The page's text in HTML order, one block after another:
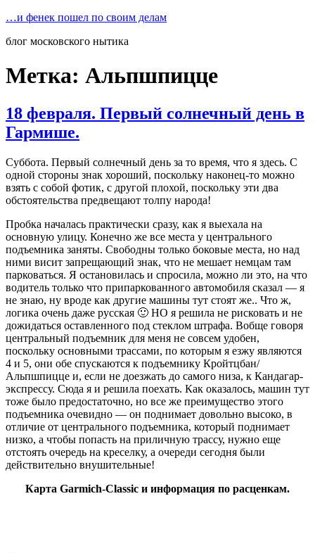
Перейти
содержимому
…и фенек пошел по своим делам
блог московского нытика
Метка: Альпшпицце
18 февраля. Первый солнечный день в
Гармише.
Суббота. Первый солнечный день за то время, что я здесь. С
одной стороны знак хороший, поскольку наконец-то можно
взять с собой фотик, с другой плохой, поскольку эти два
обстоятельства предвещают толпу народа!
Пробка началась практически сразу, как я выехала на
основную улицу. Конечно же все места у центрального
подъемника заняты. Свободны только боковые места, но над
ними висит запрещающий знак, что не мешает немцам там
парковаться. Я остановилась и спросила, можно ли это, на что
водитель только что припаркованного автомобиля сказал — я
не знаю, ну вроде как другие машины тут стоят же.. Что ж,
логика очень даже русская 🙂 НО я решила не рисковать и не
дожидаться оставленного под стеклом штрафа. Вобще говоря
центральный подъемник для меня не совсем удобен,
поскольку основными трассами, по которым я езжу являются
4 и 5, они обе спускаются к подъемнику Кройтцбан/
Альпшпицце и, если не доезжать до самого низа, к Кандагар-
экспрессу. Сюда я и решила поехать. Как оказалось, машин тут
тоже было предостаточно, но все же преимущество этого
подъемника очевидно — он поднимает довольно высоко, в
отличие от центрального подъемника, который поднимает
низко, а чтобы попасть на приличную трассу, нужно еще
отстоять очередь на креселку, а очереди сегодня были
действительно внушительные!
Карта Garmich-Classic и информация по расценкам.